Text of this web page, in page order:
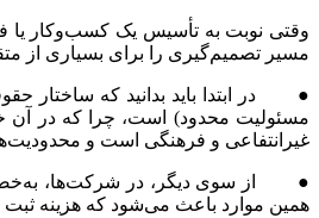
وقتی نوبت به تأسیس یک کسب‌وکار یا
مسیر تصمیم‌گیری را برای بسیاری از
● در ابتدا باید بدانید که ساختار
مسئولیت محدود) است، چرا که در آن
غیرانتفاعی و فرهنگی است و
● از سوی دیگر، در شرکت‌ها،
همین موارد باعث می‌شود که هزینه